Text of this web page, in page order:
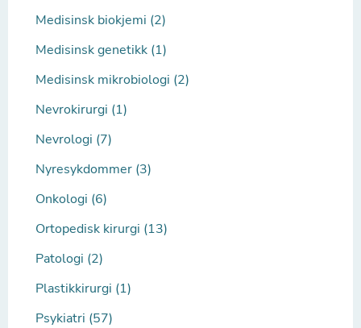
Medisinsk biokjemi (2)
Medisinsk genetikk (1)
Medisinsk mikrobiologi (2)
Nevrokirurgi (1)
Nevrologi (7)
Nyresykdommer (3)
Onkologi (6)
Ortopedisk kirurgi (13)
Patologi (2)
Plastikkirurgi (1)
Psykiatri (57)